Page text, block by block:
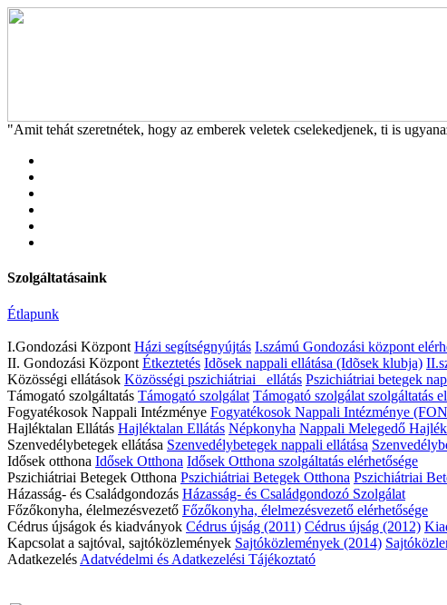
"Amit tehát szeretnétek, hogy az emberek veletek cselekedjenek, ti is
Szolgáltatásaink
Étlapunk
I.Gondozási Központ Házi segítségnyújtás I.számú Gondozási központ
II. Gondozási Központ Étkeztetés Idõsek nappali ellátása (Idõsek klubja)
Közösségi ellátások Közösségi pszichiátriai ellátás Pszichiátriai betegek
Támogató szolgáltatás Támogató szolgálat Támogató szolgálat szolgáltatás
Fogyatékosok Nappali Intézménye Fogyatékosok Nappali Intézménye
Hajléktalan Ellátás Hajléktalan Ellátás Népkonyha Nappali Melegedő
Szenvedélybetegek ellátása Szenvedélybetegek nappali ellátása
Idősek otthona Idősek Otthona Idősek Otthona szolgáltatás elérhetősége
Pszichiátriai Betegek Otthona Pszichiátriai Betegek Otthona Pszichiátriai
Házasság- és Családgondozás Házasság- és Családgondozó Szolgálat
Főzőkonyha, élelmezésvezető Főzőkonyha, élelmezésvezető elérhetősége
Cédrus újságok és kiadványok Cédrus újság (2011) Cédrus újság (2012)
Kapcsolat a sajtóval, sajtóközlemények Sajtóközlemények (2014)
Adatkezelés Adatvédelmi és Adatkezelési Tájékoztató